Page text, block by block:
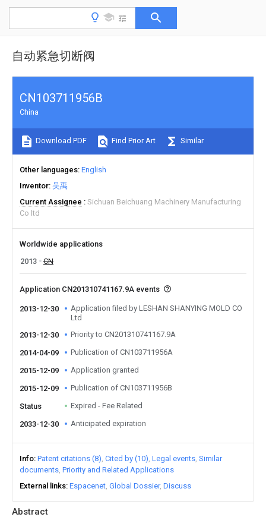
自动紧急切断阀
Abstract
CN103711956B
China
Download PDF Find Prior Art Similar
Other languages English
Inventor 吴禹
Current Assignee
Sichuan Beichuang Machinery Manufacturing
Co ltd
Worldwide applications
2013
CN
Application CN201310741167.9A events
2013-12-30
Application filed by LESHAN SHANYING MOLD CO
Ltd
2013-12-30
Priority to CN201310741167.9A
2014-04-09 Publication of CN103711956A
2015-12-09 Application granted
2015-12-09 Publication of CN103711956B
Status Expired - Fee Related
2033-12-30 Anticipated expiration
Info Patent citations (8) Cited by (10) Legal events Similar
documents Priority and Related Applications
External links Espacenet Global Dossier Discuss